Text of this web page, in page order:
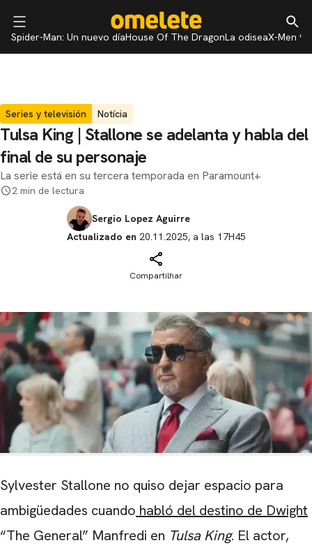
Spider-Man: Un nuevo díaHouse Of The DragonLa odiseaX-Men 97
Series y televisión Notícia
Tulsa King | Stallone se adelanta y habla del
final de su personaje
La serie está en su tercera temporada en Paramount+
2 min de lectura
Sergio Lopez Aguirre
Actualizado en 20.11.2025, a las 17H45
Compartilhar
Sylvester Stallone no quiso dejar espacio para
ambigüedades cuando habló del destino de Dwight
“The General” Manfredi en Tulsa King. El actor,